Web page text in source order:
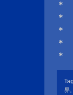
＊
＊
＊
＊
＊
界,